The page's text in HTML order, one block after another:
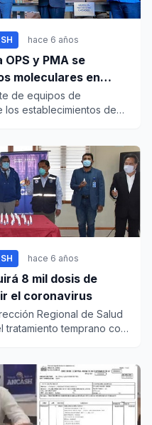
hace 6 años
y PMA se
moleculares en
de equipos de
establecimientos de
hace 6 años
8 mil dosis de
el coronavirus
Regional de Salud
temprano con